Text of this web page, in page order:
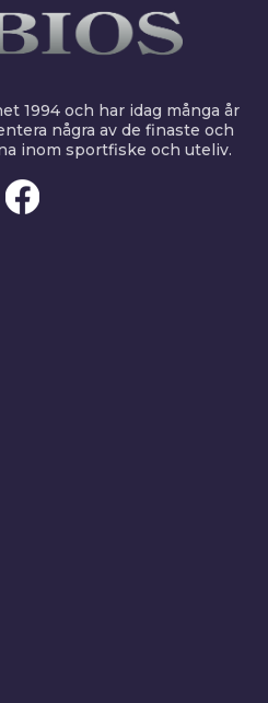
1994 och har idag många år
några av de finaste och
inom sportfiske och uteliv.